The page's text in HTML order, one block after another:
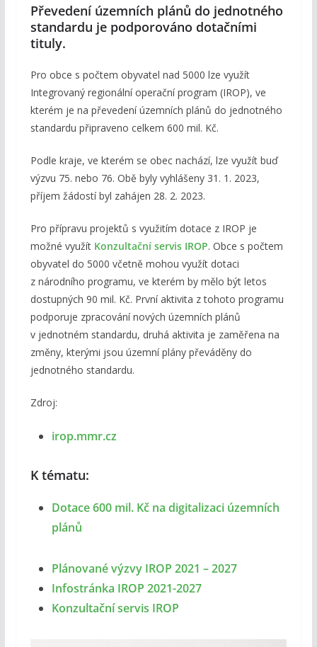
Převedení územních plánů do jednotného
standardu je podporováno dotačními
tituly.
Pro obce s počtem obyvatel nad 5000 lze využít
Integrovaný regionální operační program (IROP), ve
kterém je na převedení územních plánů do jednotného
standardu připraveno celkem 600 mil. Kč.
Podle kraje, ve kterém se obec nachází, lze využít buď
výzvu 75. nebo 76. Obě byly vyhlášeny 31. 1. 2023,
příjem žádostí byl zahájen 28. 2. 2023.
Pro přípravu projektů s využitím dotace z IROP je
možné využít Konzultační servis IROP. Obce s počtem
obyvatel do 5000 včetně mohou využít dotaci
z národního programu, ve kterém by mělo být letos
dostupných 90 mil. Kč. První aktivita z tohoto programu
podporuje zpracování nových územních plánů
v jednotném standardu, druhá aktivita je zaměřena na
změny, kterými jsou územní plány převáděny do
jednotného standardu.
Zdroj:
irop.mmr.cz
K tématu:
Dotace 600 mil. Kč na digitalizaci územních
plánů
Plánované výzvy IROP 2021 – 2027
Infostránka IROP 2021-2027
Konzultační servis IROP